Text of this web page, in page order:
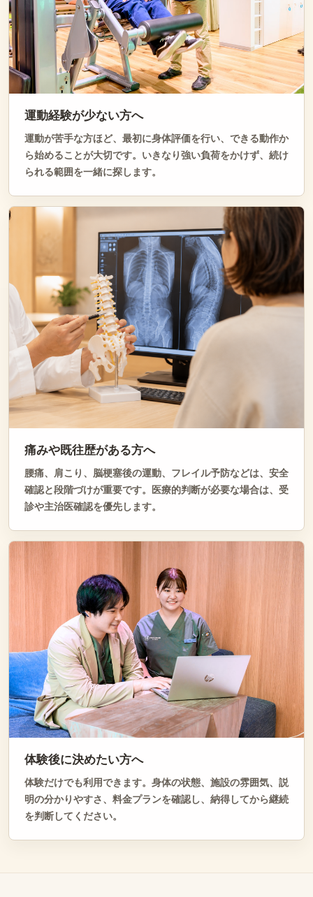
運動経験が少ない方へ
運動が苦手な方ほど、最初に身体評価を行い、できる動作か
ら始めることが大切です。いきなり強い負荷をかけず、続け
られる範囲を一緒に探します。
痛みや既往歴がある方へ
腰痛、肩こり、脳梗塞後の運動、フレイル予防などは、安全
確認と段階づけが重要です。医療的判断が必要な場合は、受
診や主治医確認を優先します。
体験後に決めたい方へ
体験だけでも利用できます。身体の状態、施設の雰囲気、説
明の分かりやすさ、料金プランを確認し、納得してから継続
を判断してください。